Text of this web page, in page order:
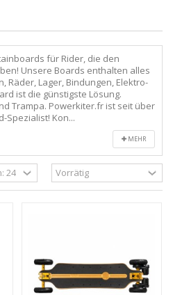
für Rider, die den
Unsere Boards enthalten alles
Räder, Lager, Bindungen, Elektro-
ist die günstigste Lösung.
Trampa. Powerkiter.fr ist seit über
Spezialist! Kon...
MEHR